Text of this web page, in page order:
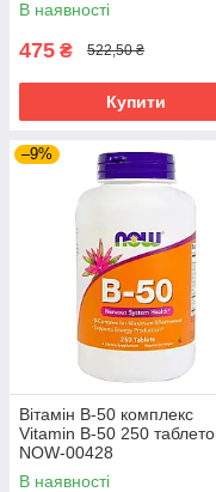
В наявності
475 ₴ 522,50 ₴
Купити
–9%
Вітамін В-50 комплекс
Vitamin B-50 250
NOW-00428
В наявності